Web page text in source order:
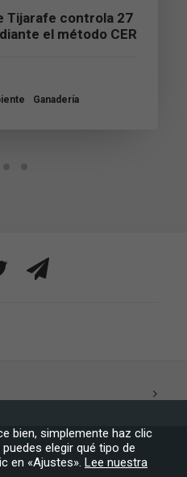
Tijarafe controla 27
el método CER
Ganadería
bien, simplemente haz clic
elegir qué tipo de
en «Ajustes». Lee nuestra
Experiencia
mejor posible
durante tu
Marketing
Al compartir tus